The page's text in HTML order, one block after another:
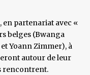
en partenariat avec «
belges (Bwanga
Yoann Zimmer), à
autour de leur
rencontrent.